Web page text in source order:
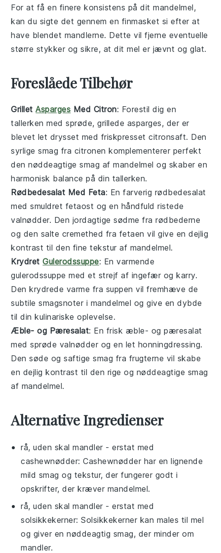
For at få en finere konsistens på ditmandelmel,
kan du sigte det gennem en finmasket si efter at
have blendet mandlerne. Dette vil fjerne eventuelle
større stykker og sikre, at dit mel er jævnt og glat.
Foreslåede Tilbehør
GrilletAsparges Med Citron: Forestil dig en
tallerken med sprøde,grillede asparges, der er
blevet let drysset med friskpressetcitronsaft. Den
syrlige smag fra citronen komplementerer perfekt
den nøddeagtige smag afmandelmel og skaber en
harmonisk balance på din tallerken.
Rødbedesalat Med Feta: En farverig rødbedesalat
med smuldret fetaost og en håndfuld ristede
valnødder. Den jordagtige sødme fra rødbederne
og den salte cremethed fra fetaen vil give en dejlig
kontrast til den fine tekstur af mandelmel.
KrydretGulerodssuppe: En varmende
gulerodssuppe med et strejf af ingefær ogkarry.
Den krydrede varme fra suppen vil fremhæve de
subtile smagsnoter i mandelmel og give en dybde
til din kulinariske oplevelse.
Æble- og Pæresalat: En frisk æble- og pæresalat
med sprøde valnødder og en let honningdressing.
Den søde og saftige smag fra frugterne vil skabe
en dejlig kontrast til den rige og nøddeagtige smag
af mandelmel.
Alternative Ingredienser
rå, uden skal mandler - erstat med
cashewnødder: Cashewnødder har en lignende
mild smag og tekstur, der fungerer godt i
opskrifter, der kræver mandelmel.
rå, uden skal mandler - erstat med
solsikkekerner: Solsikkekerner kan males til mel
og giver en nøddeagtig smag, der minder om
mandler.